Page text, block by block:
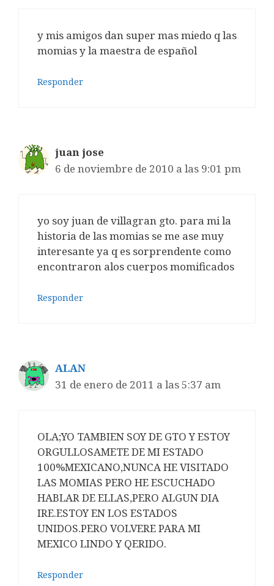
y mis amigos dan super mas miedo q las
momias y la maestra de español
Responder
juan jose
6 de noviembre de 2010 a las 9:01 pm
yo soy juan de villagran gto. para mi la
historia de las momias se me ase muy
interesante ya q es sorprendente como
encontraron alos cuerpos momificados
Responder
ALAN
31 de enero de 2011 a las 5:37 am
OLA;YO TAMBIEN SOY DE GTO Y ESTOY
ORGULLOSAMETE DE MI ESTADO
100%MEXICANO,NUNCA HE VISITADO
LAS MOMIAS PERO HE ESCUCHADO
HABLAR DE ELLAS,PERO ALGUN DIA
IRE.ESTOY EN LOS ESTADOS
UNIDOS.PERO VOLVERE PARA MI
MEXICO LINDO Y QERIDO.
Responder